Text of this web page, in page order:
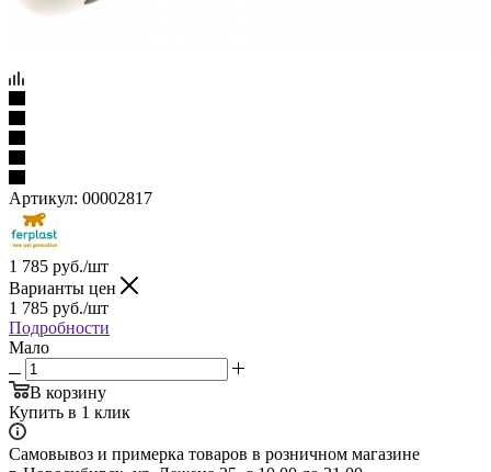
Артикул: 00002817
1 785 руб./шт
Варианты цен
1 785 руб./шт
Подробности
Мало
В корзину
Купить в 1 клик
Самовывоз и примерка товаров в розничном магазине